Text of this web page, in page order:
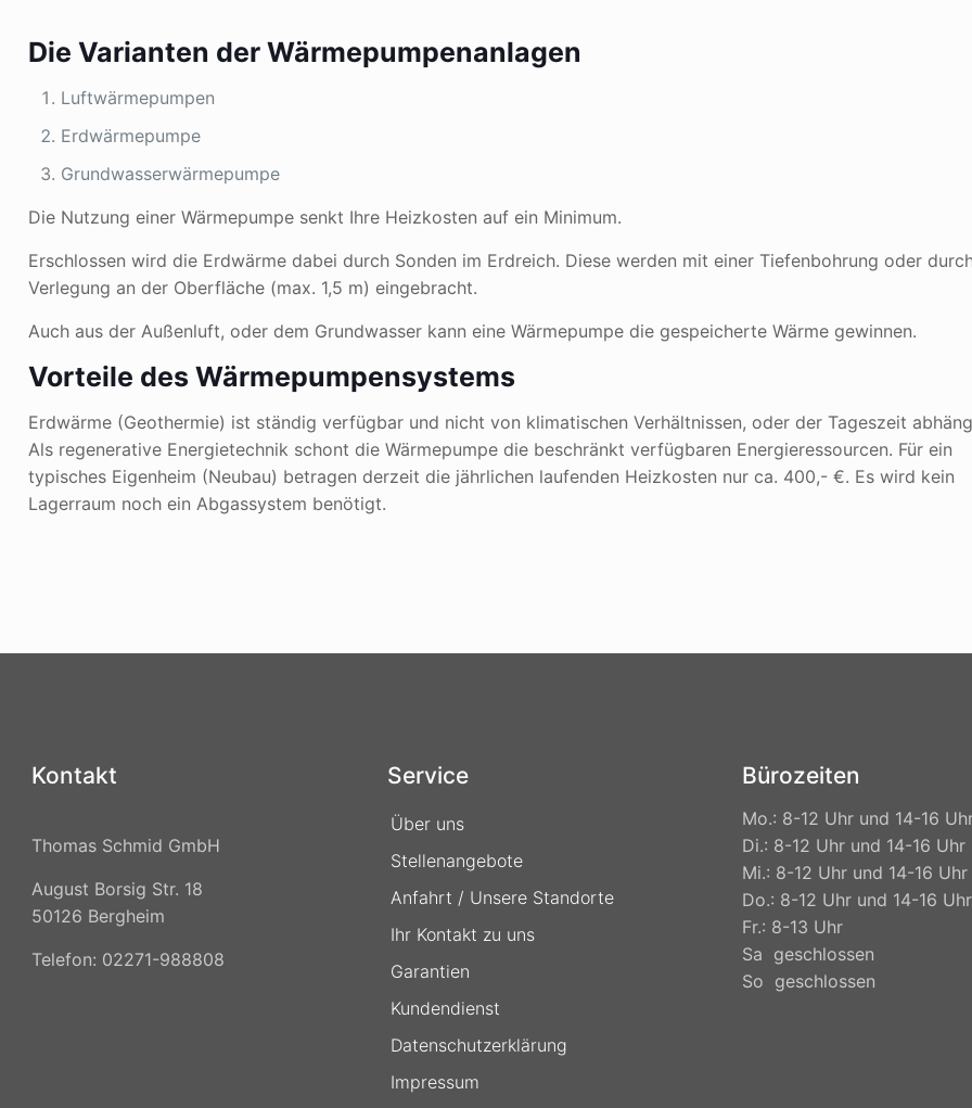
Die Varianten der Wärmepumpenanlagen
Luftwärmepumpen
Erdwärmepumpe
Grundwasserwärmepumpe
Die Nutzung einer Wärmepumpe senkt Ihre Heizkosten auf ein Minimum.
Erschlossen wird die Erdwärme dabei durch Sonden im Erdreich. Diese werden mit einer Tiefenbohrung oder
Verlegung an der Oberfläche (max. 1,5 m) eingebracht.
Auch aus der Außenluft, oder dem Grundwasser kann eine Wärmepumpe die gespeicherte Wärme gewinnen.
Vorteile des Wärmepumpensystems
Erdwärme (Geothermie) ist ständig verfügbar und nicht von klimatischen Verhältnissen, oder der Tageszeit
Als regenerative Energietechnik schont die Wärmepumpe die beschränkt verfügbaren Energieressourcen. Für ein
typisches Eigenheim (Neubau) betragen derzeit die jährlichen laufenden Heizkosten nur ca. 400,- €. Es wird kein
Lagerraum noch ein Abgassystem benötigt.
Kontakt
Thomas Schmid GmbH
August Borsig Str. 18
50126 Bergheim
Telefon: 02271-988808
Service
Über uns
Stellenangebote
Anfahrt / Unsere Standorte
Ihr Kontakt zu uns
Garantien
Kundendienst
Datenschutzerklärung
Impressum
Bürozeiten
Mo.: 8-12 Uhr und 14-16
Di.: 8-12 Uhr und 14-16 Uhr
Mi.: 8-12 Uhr und 14-16 Uhr
Do.: 8-12 Uhr und 14-16 Uhr
Fr.: 8-13 Uhr
Sa geschlossen
So geschlossen